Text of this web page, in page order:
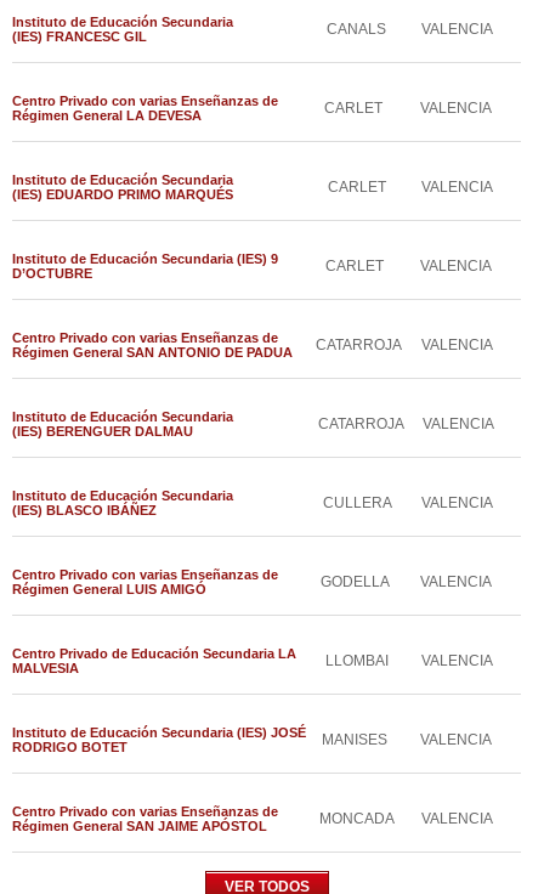
Instituto de Educación Secundaria
(IES) FRANCESC GIL
CANALS VALENCIA
Centro Privado con varias Enseñanzas de
Régimen General LA DEVESA
CARLET VALENCIA
Instituto de Educación Secundaria
(IES) EDUARDO PRIMO MARQUÉS
CARLET VALENCIA
Instituto de Educación Secundaria (IES) 9
D’OCTUBRE
CARLET VALENCIA
Centro Privado con varias Enseñanzas de
Régimen General SAN ANTONIO DE PADUA
CATARROJA VALENCIA
Instituto de Educación Secundaria
(IES) BERENGUER DALMAU
CATARROJA VALENCIA
Instituto de Educación Secundaria
(IES) BLASCO IBÁÑEZ
CULLERA VALENCIA
Centro Privado con varias Enseñanzas de
Régimen General LUIS AMIGÓ
GODELLA VALENCIA
Centro Privado de Educación Secundaria LA
MALVESIA
LLOMBAI VALENCIA
Instituto de Educación Secundaria (IES) JOSÉ
RODRIGO BOTET
MANISES VALENCIA
Centro Privado con varias Enseñanzas de
Régimen General SAN JAIME APÓSTOL
MONCADA VALENCIA
VER TODOS